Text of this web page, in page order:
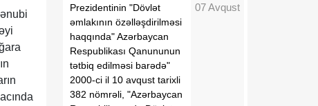
Prezidentinin "Dövlət
əmlakının özəlləşdirilməsi
haqqında" Azərbaycan
Respublikası Qanununun
tətbiq edilməsi barədə"
2000-ci il 10 avqust tarixli
382 nömrəli, "Azərbaycan
07 Avqust